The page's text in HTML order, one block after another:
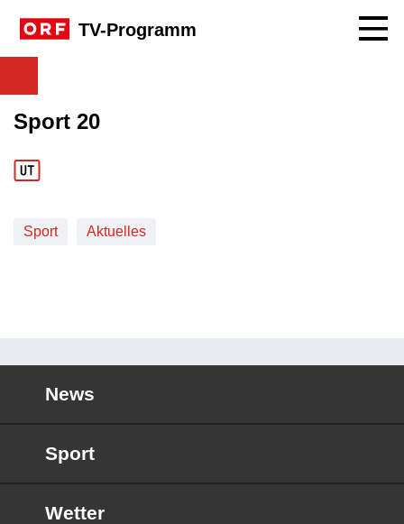
TV-Programm
Sport 20
Sport Aktuelles
News
Sport
Wetter